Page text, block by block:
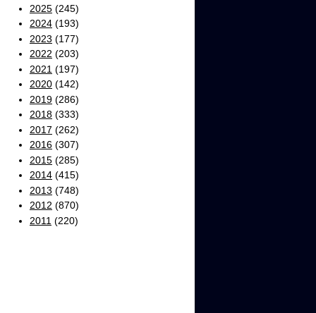
2025 (245)
2024 (193)
2023 (177)
2022 (203)
2021 (197)
2020 (142)
2019 (286)
2018 (333)
2017 (262)
2016 (307)
2015 (285)
2014 (415)
2013 (748)
2012 (870)
2011 (220)